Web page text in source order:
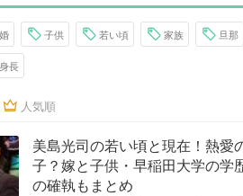
子供 若い頃 家族 旦那
身長
人気順
美島光司の若い頃と現在！熱愛
子？嫁と子供・早稲田大学の学
の確執もまとめ